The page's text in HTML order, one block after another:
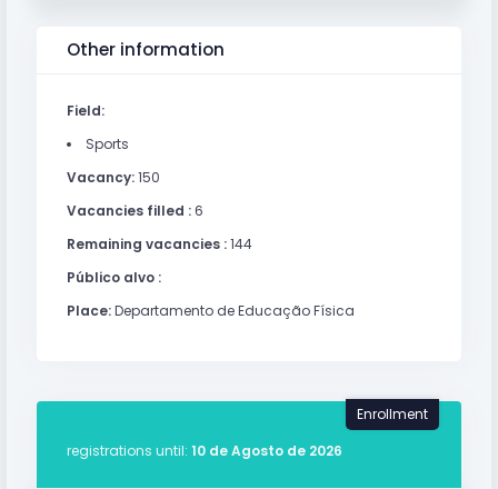
Other information
Field:
Sports
Vacancy:150
Vacancies filled :6
Remaining vacancies :144
Público alvo :
Place:Departamento de Educação Física
Enrollment
registrations until: 10 de Agosto de 2026